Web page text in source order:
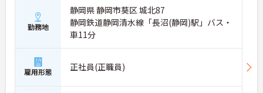
勤務地
静岡県 静岡市葵区 城北87
静岡鉄道静岡清水線「長沼(静岡)駅」バス・
車11分
雇用形態 正社員(正職員)